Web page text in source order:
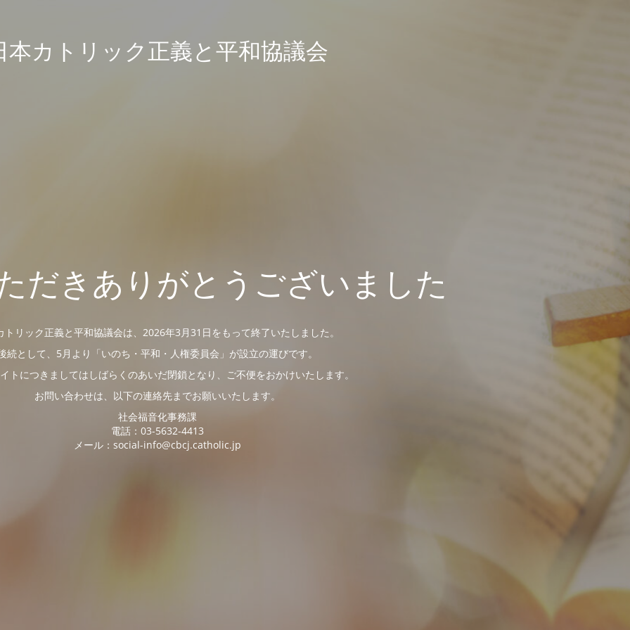
本カトリック正義と平和協議会
だきありがとうございました
トリック正義と平和協議会は、2026年3月31日をもって終了いたしました。
続として、5月より「いのち・平和・人権委員会」が設立の運びです。
トにつきましてはしばらくのあいだ閉鎖となり、ご不便をおかけいたします。
お問い合わせは、以下の連絡先までお願いいたします。
社会福音化事務課
電話：03-5632-4413
メール：social-info@cbcj.catholic.jp